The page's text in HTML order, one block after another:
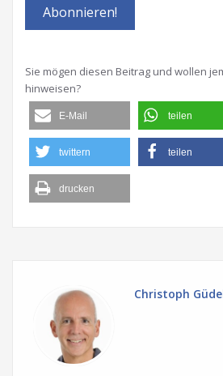
Sie mögen diesen Beitrag und wollen
hinweisen?
E-Mail teilen
twittern teilen
drucken
Christoph